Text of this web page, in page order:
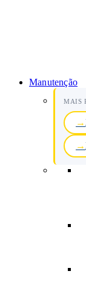
Manutenção
MAIS